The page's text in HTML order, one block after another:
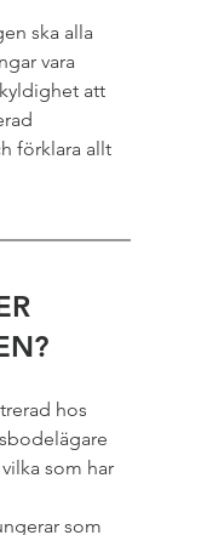
ska alla
vara
att
förklara allt
hos
som har
som